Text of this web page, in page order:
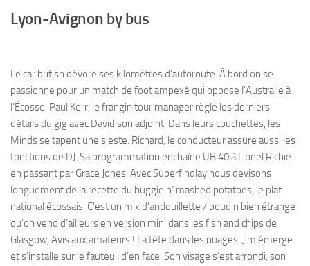
Lyon-Avignon by bus
Le car british dévore ses kilomètres d’autoroute. À bord on se
passionne pour un match de foot ampexé qui oppose l’Australie à
l’Écosse, Paul Kerr, le frangin tour manager règle les derniers
détails du gig avec David son adjoint. Dans leurs couchettes, les
Minds se tapent une sieste. Richard, le conducteur assure aussi les
fonctions de DJ. Sa programmation enchaîne UB 40 à Lionel Richie
en passant par Grace Jones. Avec Superfindlay nous devisons
longuement de la recette du huggie n’ mashed potatoes, le plat
national écossais. C’est un mix d’andouillette / boudin bien étrange
qu’on vend d’ailleurs en version mini dans les fish and chips de
Glasgow, Avis aux amateurs ! La tête dans les nuages, Jim émerge
et s’installe sur le fauteuil d’en face. Son visage s’est arrondi, son